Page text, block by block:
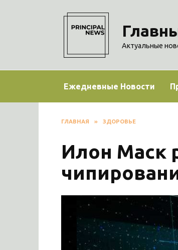
Актуальные
Ежедневные Новости
ГЛАВНАЯ » ЗДОРОВЬЕ
Илон Маск